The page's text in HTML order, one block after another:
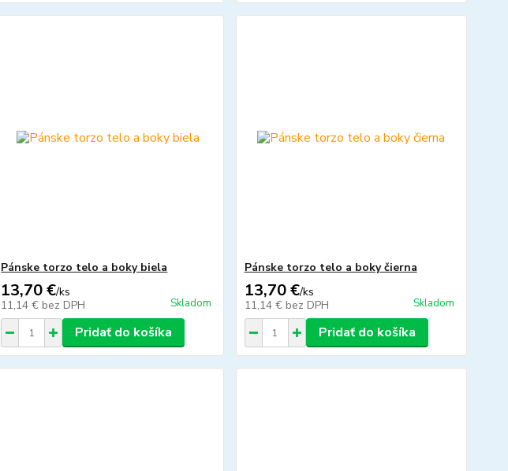
Pánske torzo telo a boky biela
13,70 €/ks
11,14 € bez DPH Skladom
Pridať do košíka
Pánske torzo telo a boky čierna
13,70 €/ks
11,14 € bez DPH Skladom
Pridať do košíka